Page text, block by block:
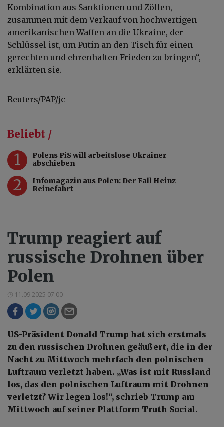
Kombination aus Sanktionen und Zöllen,
zusammen mit dem Verkauf von hochwertigen
amerikanischen Waffen an die Ukraine, der
Schlüssel ist, um Putin an den Tisch für einen
gerechten und ehrenhaften Frieden zu bringen“,
erklärten sie.
Reuters/PAP/jc
Beliebt /
1
Polens PiS will arbeitslose Ukrainer
abschieben
2
Infomagazin aus Polen: Der Fall Heinz
Reinefahrt
Trump reagiert auf
russische Drohnen über
Polen
11.09.2025 07:00
US-Präsident Donald Trump hat sich erstmals
zu den russischen Drohnen geäußert, die in der
Nacht zu Mittwoch mehrfach den polnischen
Luftraum verletzt haben. „Was ist mit Russland
los, das den polnischen Luftraum mit Drohnen
verletzt? Wir legen los!“, schrieb Trump am
Mittwoch auf seiner Plattform Truth Social.